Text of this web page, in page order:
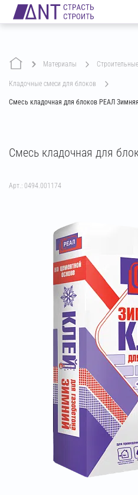
Материалы
кладочные смеси для блоков
Смесь кладочная для блоков РЕАЛ
Смесь кладочная для
Арт.: 0494.001174